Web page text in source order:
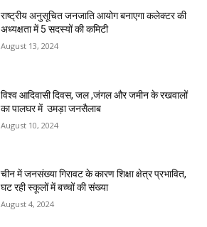
राष्ट्रीय अनुसूचित जनजाति आयोग बनाएगा कलेक्टर की
अध्यक्षता में 5 सदस्यों की कमिटी
August 13, 2024
विश्व आदिवासी दिवस, जल ,जंगल और जमीन के रखवालों
का पालघर में उमड़ा जनसैलाब
August 10, 2024
चीन में जनसंख्या गिरावट के कारण शिक्षा क्षेत्र प्रभावित,
घट रही स्कूलों में बच्चों की संख्या
August 4, 2024